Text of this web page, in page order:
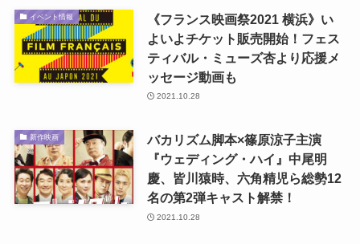
イベント情報
《フランス映画祭2021 横浜》い
よいよチケット販売開始！フェス
ティバル・ミューズ杏より応援メ
ッセージ動画も
2021.10.28
新作映画
バカリズム脚本×篠原涼子主演
『ウェディング・ハイ』中尾明
慶、皆川猿時、六角精児ら総勢12
名の第2弾キャスト解禁！
2021.10.28